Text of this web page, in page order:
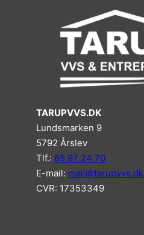
TARUPVVS.DK
Lundsmarken 9
5792 Årslev
Tlf.: 65 97 24 70
E-mail: mail@tarupvvs.dk
CVR: 17353349